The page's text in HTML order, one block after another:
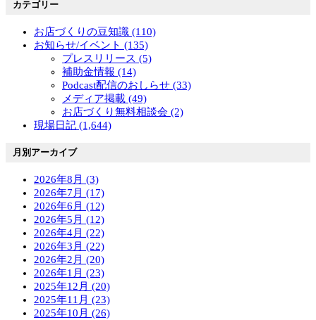
カテゴリー
お店づくりの豆知識 (110)
お知らせ/イベント (135)
プレスリリース (5)
補助金情報 (14)
Podcast配信のおしらせ (33)
メディア掲載 (49)
お店づくり無料相談会 (2)
現場日記 (1,644)
月別アーカイブ
2026年8月 (3)
2026年7月 (17)
2026年6月 (12)
2026年5月 (12)
2026年4月 (22)
2026年3月 (22)
2026年2月 (20)
2026年1月 (23)
2025年12月 (20)
2025年11月 (23)
2025年10月 (26)